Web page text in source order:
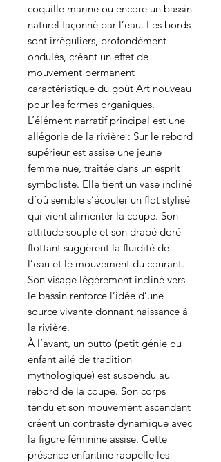
coquille marine ou encore un bassin
naturel façonné par l’eau. Les bords
sont irréguliers, profondément
ondulés, créant un effet de
mouvement permanent
caractéristique du goût Art nouveau
pour les formes organiques.
L’élément narratif principal est une
allégorie de la rivière : Sur le rebord
supérieur est assise une jeune
femme nue, traitée dans un esprit
symboliste. Elle tient un vase incliné
d’où semble s’écouler un flot stylisé
qui vient alimenter la coupe. Son
attitude souple et son drapé doré
flottant suggèrent la fluidité de
l’eau et le mouvement du courant.
Son visage légèrement incliné vers
le bassin renforce l’idée d’une
source vivante donnant naissance à
la rivière.
À l’avant, un putto (petit génie ou
enfant ailé de tradition
mythologique) est suspendu au
rebord de la coupe. Son corps
tendu et son mouvement ascendant
créent un contraste dynamique avec
la figure féminine assise. Cette
présence enfantine rappelle les